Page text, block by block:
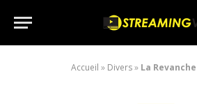
Accueil » Divers» La